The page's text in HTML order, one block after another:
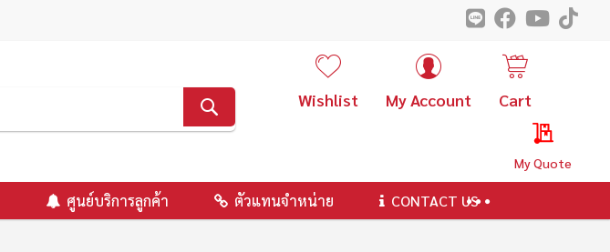
My Quote
Wishlist My Account Cart
ศูนย์บริการลูกค้า ตัวแทนจำหน่าย CONTACT US